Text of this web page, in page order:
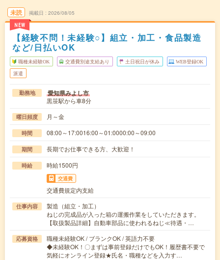
未読
NEW
掲載日 2026/08/05
【経験不問！未経験○】組立・加工・食品製造
など/日払いOK
職種未経験OK 交通費別途支給あり 土日祝日が休み WEB登録OK
派遣
勤務地 愛知県みよし市
黒笹駅から車8分
曜日頻度 月～金
時間 08:00～17:0016:00～01:0000:00～09:00
期間 長期でお仕事できる方、大歓迎！
時給 時給1500円
交通費
交通費規定内支給
仕事内容
製造（組立・加工）
ねじの完成品が入った箱の運搬作業をしていただきます。
【取扱製品詳細】自動車部品に使われるねじ≪待遇・…
応募資格
職種未経験OK / ブランクOK / 英語力不要
◆未経験OK！〇まずは事前登録だけでもOK！履歴書不要で
気軽にオンライン登録★氏名・職種などを入力す…